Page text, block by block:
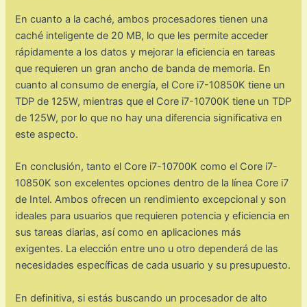
En cuanto a la caché, ambos procesadores tienen una
caché inteligente de 20 MB, lo que les permite acceder
rápidamente a los datos y mejorar la eficiencia en tareas
que requieren un gran ancho de banda de memoria. En
cuanto al consumo de energía, el Core i7-10850K tiene un
TDP de 125W, mientras que el Core i7-10700K tiene un TDP
de 125W, por lo que no hay una diferencia significativa en
este aspecto.
En conclusión, tanto el Core i7-10700K como el Core i7-
10850K son excelentes opciones dentro de la línea Core i7
de Intel. Ambos ofrecen un rendimiento excepcional y son
ideales para usuarios que requieren potencia y eficiencia en
sus tareas diarias, así como en aplicaciones más
exigentes. La elección entre uno u otro dependerá de las
necesidades específicas de cada usuario y su presupuesto.
En definitiva, si estás buscando un procesador de alto